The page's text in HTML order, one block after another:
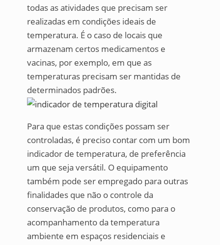
todas as atividades que precisam ser
realizadas em condições ideais de
temperatura. É o caso de locais que
armazenam certos medicamentos e
vacinas, por exemplo, em que as
temperaturas precisam ser mantidas de
determinados padrões.
Para que estas condições possam ser
controladas, é preciso contar com um bom
indicador de temperatura, de preferência
um que seja versátil. O equipamento
também pode ser empregado para outras
finalidades que não o controle da
conservação de produtos, como para o
acompanhamento da temperatura
ambiente em espaços residenciais e